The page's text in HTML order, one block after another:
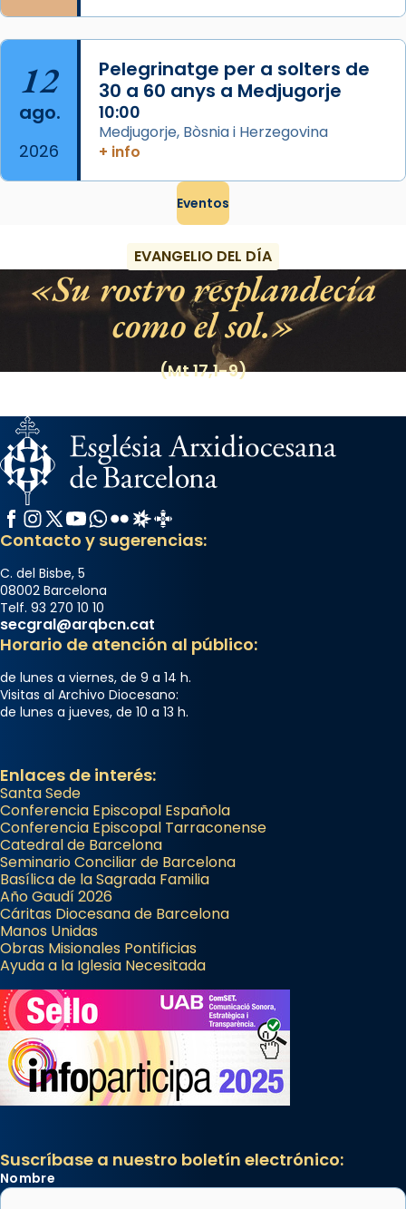
12
ago.
2026
Pelegrinatge per a solters de
30 a 60 anys a Medjugorje
10:00
Medjugorje, Bòsnia i Herzegovina
+ info
Eventos
EVANGELIO DEL DÍA
Su rostro resplandecía
como el sol.
(Mt 17,1-9)
Facebook
Instagram
X / Twitter
YouTube
WhatsApp
FlickrRadio Estel
Catalunya Cristiana
Contacto y sugerencias:
C. del Bisbe, 5
08002 Barcelona
Telf. 93 270 10 10
secgral@arqbcn.cat
Horario de atención al público:
de lunes a viernes, de 9 a 14 h.
Visitas al Archivo Diocesano:
de lunes a jueves, de 10 a 13 h.
Enlaces de interés:
Santa Sede
Conferencia Episcopal Española
Conferencia Episcopal Tarraconense
Catedral de Barcelona
Seminario Conciliar de Barcelona
Basílica de la Sagrada Familia
Año Gaudí 2026
Cáritas Diocesana de Barcelona
Manos Unidas
Obras Misionales Pontificias
Ayuda a la Iglesia Necesitada
Suscríbase a nuestro boletín electrónico:
Nombre